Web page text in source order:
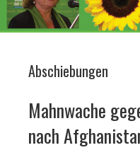
Abschiebungen
Mahnwache
nach